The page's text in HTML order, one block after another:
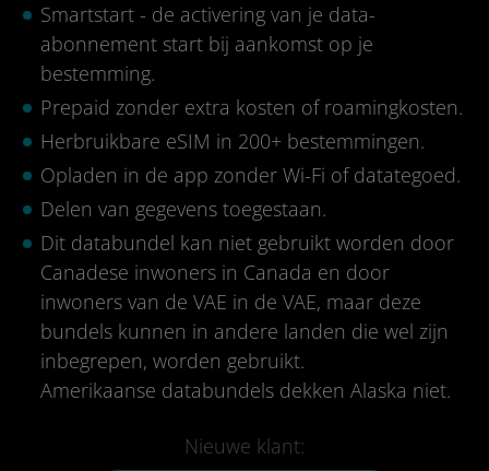
Smartstart - de activering van je data-
abonnement start bij aankomst op je
bestemming.
Prepaid zonder extra kosten of roamingkosten.
Herbruikbare eSIM in 200+ bestemmingen.
Opladen in de app zonder Wi-Fi of datategoed.
Delen van gegevens toegestaan.
Dit databundel kan niet gebruikt worden door
Canadese inwoners in Canada en door
inwoners van de VAE in de VAE, maar deze
bundels kunnen in andere landen die wel zijn
inbegrepen, worden gebruikt.
Amerikaanse databundels dekken Alaska niet.
Nieuwe klant: